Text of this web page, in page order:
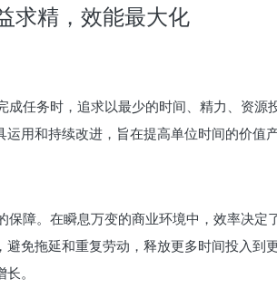
求精，效能最大化
成任务时，追求以最少的时间、精力、资源
用和持续改进，旨在提高单位时间的价值产
障。在瞬息万变的商业环境中，效率决定
免拖延和重复劳动，释放更多时间投入到
。